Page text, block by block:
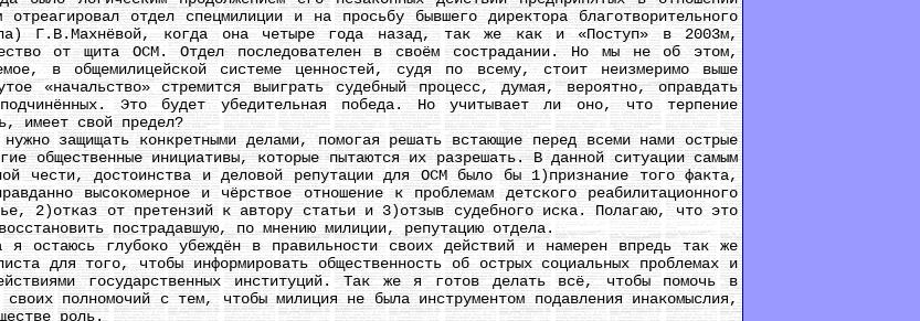
отдел спецмилиции и на просьбу бывшего директора благотворительного
Г.В.Махнёвой, когда она четыре года назад, так же как и «Поступ» в 2003м,
от щита ОСМ. Отдел последователен в своём сострадании. Но мы не об этом,
в общемилицейской системе ценностей, судя по всему, стоит неизмеримо выше
«начальство» стремится выиграть судебный процесс, думая, вероятно, оправдать
Это будет убедительная победа. Но учитывает ли оно, что терпение
имеет свой предел?
защищать конкретными делами, помогая решать встающие перед всеми нами острые
общественные инициативы, которые пытаются их разрешать. В данной ситуации самым
чести, достоинства и деловой репутации для ОСМ было бы 1)признание того факта,
высокомерное и чёрствое отношение к проблемам детского реабилитационного
2)отказ от претензий к автору статьи и 3)отзыв судебного иска. Полагаю, что это
пострадавшую, по мнению милиции, репутацию отдела.
глубоко убеждён в правильности своих действий и намерен впредь так же
для того, чтобы информировать общественность об острых социальных проблемах и
государственных институций. Так же я готов делать всё, чтобы помочь в
своих полномочий с тем, чтобы милиция не была инструментом подавления инакомыслия,
роль.